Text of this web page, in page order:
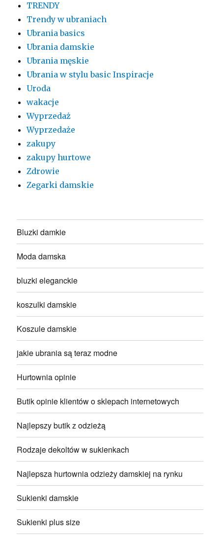
TRENDY
Trendy w ubraniach
Ubrania basics
Ubrania damskie
Ubrania męskie
Ubrania w stylu basic Inspiracje
Uroda
wakacje
Wyprzedaż
Wyprzedaże
zakupy
zakupy hurtowe
Zdrowie
Zegarki damskie
Bluzki damkie
Moda damska
bluzki eleganckie
koszulki damskie
Koszule damskie
jakie ubrania są teraz modne
Hurtownia opinie
Butik opinie klientów o sklepach internetowych
Najlepszy butik z odzieżą
Rodzaje dekoltów w sukienkach
Najlepsza hurtownia odzieży damskiej na rynku
Sukienki damskie
Sukienki plus size